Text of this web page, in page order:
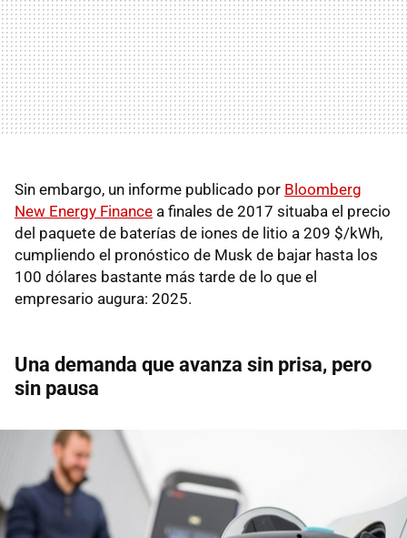
Sin embargo, un informe publicado por Bloomberg
New Energy Finance a finales de 2017 situaba el precio
del paquete de baterías de iones de litio a 209 $/kWh,
cumpliendo el pronóstico de Musk de bajar hasta los
100 dólares bastante más tarde de lo que el
empresario augura: 2025.
Una demanda que avanza sin prisa, pero
sin pausa